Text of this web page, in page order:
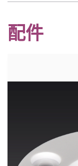
配件